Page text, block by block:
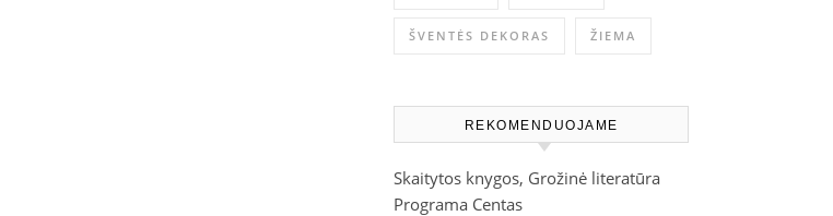
ŠVENTĖS DEKORAS ŽIEMA
REKOMENDUOJAME
Skaitytos knygos, Grožinė literatūra
Programa Centas